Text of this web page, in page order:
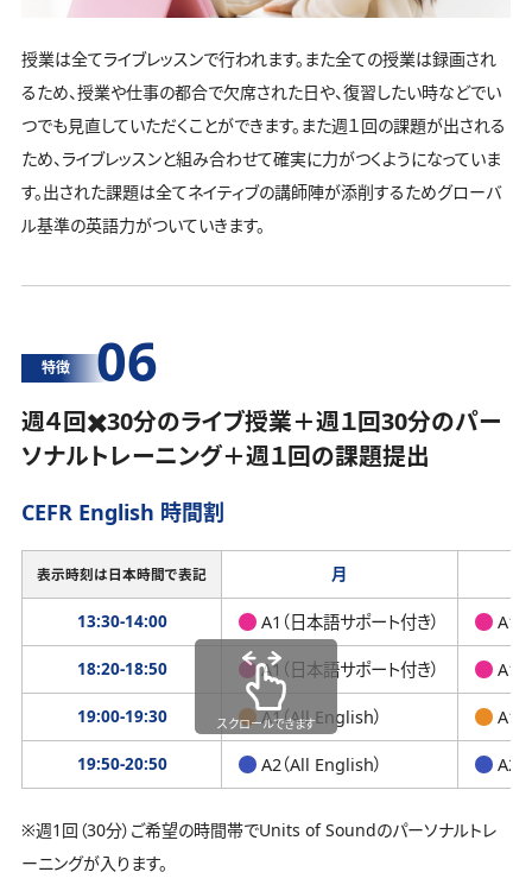
授業は全てライブレッスンで行われます。また全ての授業は録画され
るため、授業や仕事の都合で欠席された日や、復習したい時などでい
つでも見直していただくことができます。また週１回の課題が出される
ため、ライブレッスンと組み合わせて確実に力がつくようになっていま
す。出された課題は全てネイティブの講師陣が添削するためグローバ
ル基準の英語力がついていきます。
特徴 06
週４回✖️30分のライブ授業＋週１回30分のパー
ソナルトレーニング＋週１回の課題提出
CEFR English 時間割
表示時刻は日本時間で表記 月
13:30-14:00 A1（日本語サポート付き） A1
18:20-18:50 A1（日本語サポート付き） A1
19:00-19:30 A1（All English） A1
19:50-20:50 A2（All English） A2
スクロールできます
※週1回（30分）ご希望の時間帯でUnits of Soundのパーソナルトレ
ーニングが入ります。